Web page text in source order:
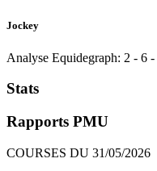
Jockey
Analyse Equidegraph: 2 - 6 -
Stats
Rapports PMU
COURSES DU 31/05/2026